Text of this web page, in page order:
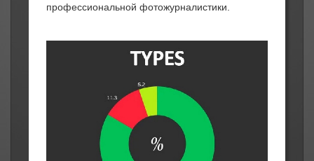
профессиональной фотожурналистики.